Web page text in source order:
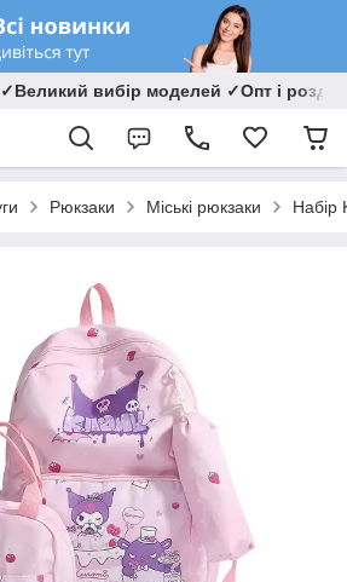
вибір моделей ✓Опт і
Рюкзаки Міські рюкзаки Набір